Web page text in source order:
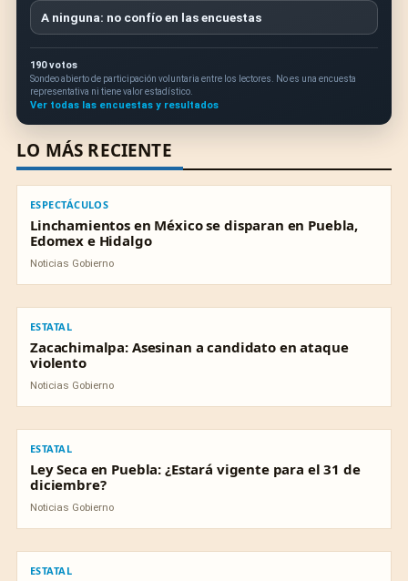
A ninguna: no confío en las encuestas
190 votos
Sondeo abierto de participación voluntaria entre los lectores. No es una encuesta
representativa ni tiene valor estadístico.
Ver todas las encuestas y resultados
LO MÁS RECIENTE
ESPECTÁCULOS
Linchamientos en México se disparan en Puebla,
Edomex e Hidalgo
Noticias Gobierno
ESTATAL
Zacachimalpa: Asesinan a candidato en ataque
violento
Noticias Gobierno
ESTATAL
Ley Seca en Puebla: ¿Estará vigente para el 31 de
diciembre?
Noticias Gobierno
ESTATAL